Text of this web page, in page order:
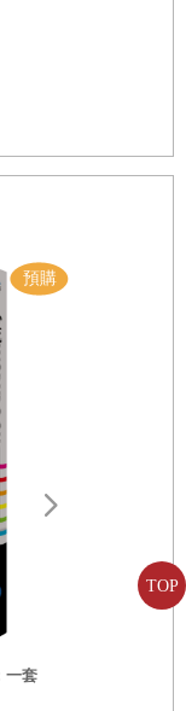
TOP
的行為，進而
親，乃至生活周
這是一本幫助你
這本書也是你在
自在的生活指
稱「銀髮族」
解自己的心理與
而減少與身邊人
為之謎吧！
哉過日子呢？
事。儘管有愈
歲了，難免會擔
心呢！即使嘴
一套